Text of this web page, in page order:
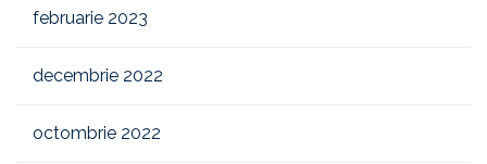
februarie 2023
decembrie 2022
octombrie 2022